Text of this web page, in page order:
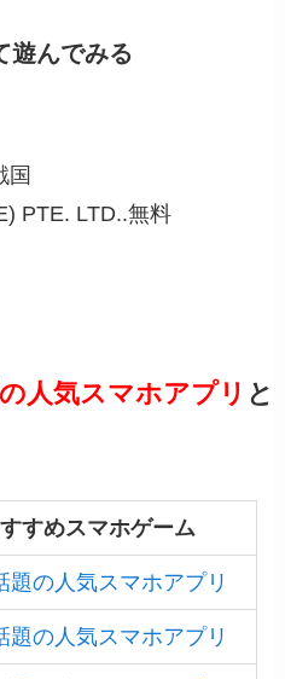
遊んでみる
国
PTE. LTD..無料
人気スマホアプリ と
すめスマホゲーム
題の人気スマホアプリ
題の人気スマホアプリ